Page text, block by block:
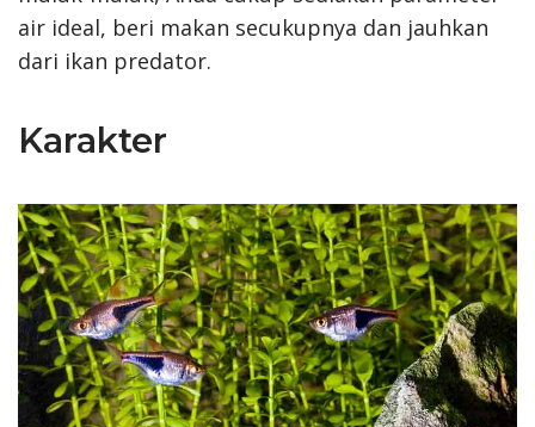
air ideal, beri makan secukupnya dan jauhkan
dari ikan predator.
Karakter